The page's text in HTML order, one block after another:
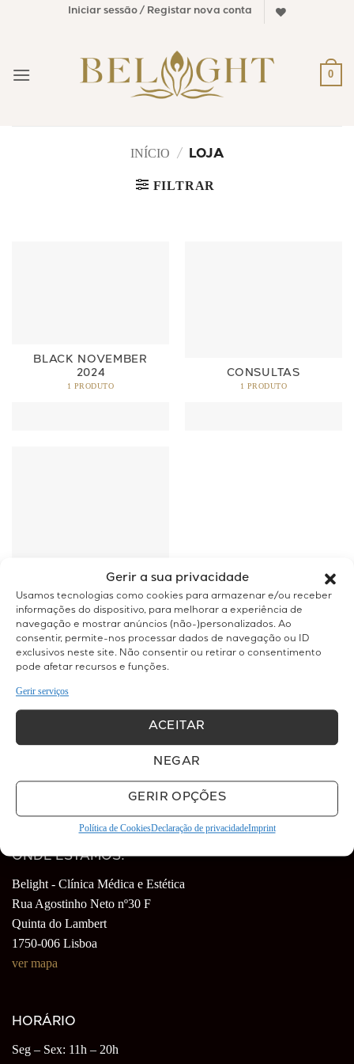
Gerir a sua privacidade
Usamos tecnologias como cookies para armazenar e/ou receber
informações do dispositivo, para melhorar a experiência de
navegação e mostrar anúncios (não-)personalizados. Ao
consentir, permite-nos processar dados de navegação ou ID
exclusivos neste site. Não consentir ou retirar o consentimento
pode afetar recursos e funções.
Gerir serviços
ACEITAR
NEGAR
GERIR OPÇÕES
Política de CookiesDeclaração de privacidadeImprint
Iniciar sessão / Registar nova conta
0
INÍCIO / LOJA
FILTRAR
BLACK NOVEMBER
2024
1 PRODUTO
CONSULTAS
1 PRODUTO
SERVIÇOS
1 PRODUTO
Esta loja online pertence à clínica médica Belight, e disponibiliza
a nossa oferta tanto em serviços a realizar na clínica como
produtos de venda e revenda.
ONDE ESTAMOS:
Belight - Clínica Médica e Estética
Rua Agostinho Neto nº30 F
Quinta do Lambert
1750-006 Lisboa
ver mapa
HORÁRIO
Seg – Sex: 11h – 20h